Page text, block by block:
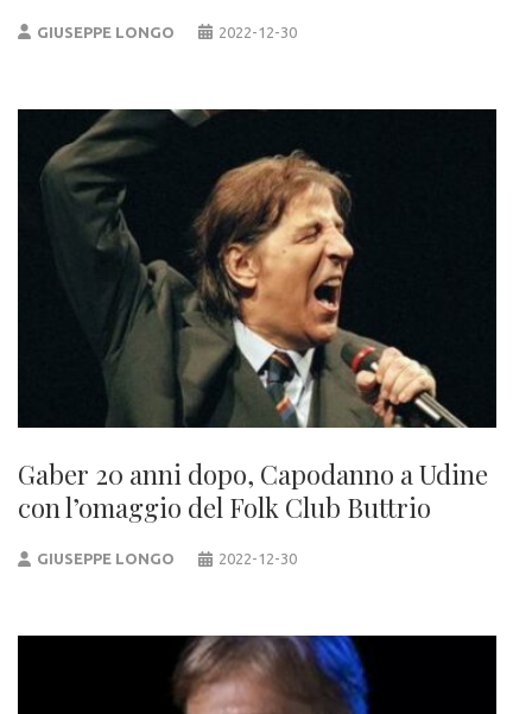
GIUSEPPE LONGO 2022-12-30
Gaber 20 anni dopo, Capodanno a Udine
con l’omaggio del Folk Club Buttrio
GIUSEPPE LONGO 2022-12-30